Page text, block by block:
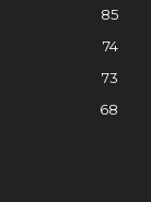
85
74
73
68